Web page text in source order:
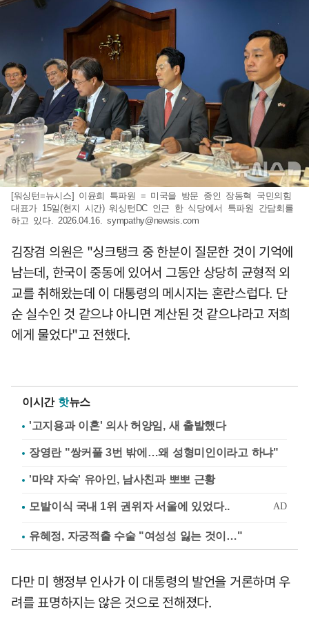
[워싱턴=뉴시스] 이윤희 특파원 = 미국을 방문 중인 장동혁 국민의힘
대표가 15일(현지 시간) 워싱턴DC 인근 한 식당에서 특파원 간담회를
하고 있다. 2026.04.16.sympathy@newsis.com
김장겸 의원은 "싱크탱크 중 한분이 질문한 것이 기억에
남는데, 한국이 중동에 있어서 그동안 상당히 균형적 외
교를 취해왔는데 이 대통령의 메시지는 혼란스럽다. 단
순 실수인 것 같으냐 아니면 계산된 것 같으냐라고 저희
에게 물었다"고 전했다.
이시간 핫뉴스
'고지용과 이혼' 의사 허양임, 새 출발했다
장영란 "쌍커풀 3번 밖에…왜 성형미인이라고 하냐"
'마약 자숙' 유아인, 남사친과 뽀뽀 근황
유혜정, 자궁적출 수술 "여성성 잃는 것이…"
다만 미 행정부 인사가 이 대통령의 발언을 거론하며 우
려를 표명하지는 않은 것으로 전해졌다.